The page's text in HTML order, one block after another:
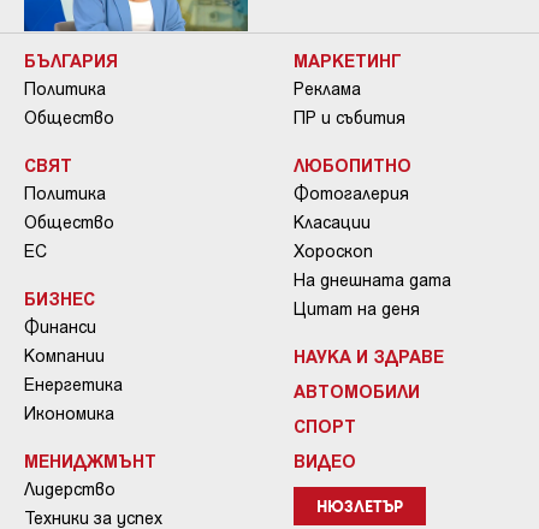
БЪЛГАРИЯ
Политика
Общество
СВЯТ
Политика
Общество
ЕС
БИЗНЕС
Финанси
Компании
Енергетика
Икономика
МЕНИДЖМЪНТ
Лидерство
Техники за успех
МАРКЕТИНГ
Реклама
ПР и събития
ЛЮБОПИТНО
Фотогалерия
Класации
Хороскоп
На днешната дата
Цитат на деня
НАУКА И ЗДРАВЕ
АВТОМОБИЛИ
СПОРТ
ВИДЕО
НЮЗЛЕТЪР